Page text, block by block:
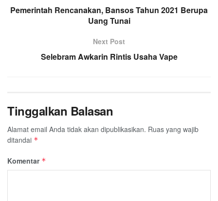
Pemerintah Rencanakan, Bansos Tahun 2021 Berupa
Uang Tunai
Next Post
Selebram Awkarin Rintis Usaha Vape
Tinggalkan Balasan
Alamat email Anda tidak akan dipublikasikan. Ruas yang wajib
ditandai *
Komentar *